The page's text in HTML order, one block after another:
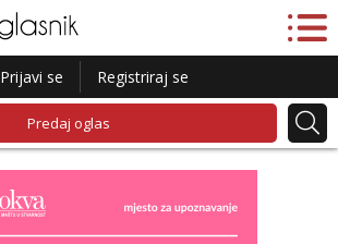
Prijavi se Registriraj se
Predaj oglas